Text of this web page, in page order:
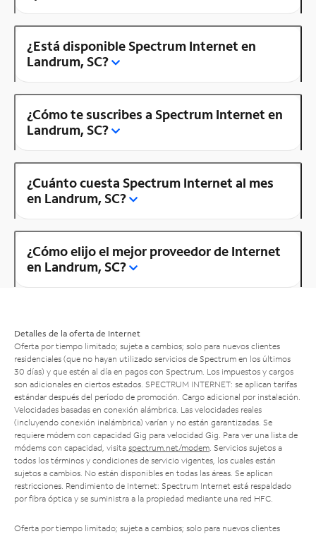
¿Está disponible Spectrum Internet en
Landrum, SC?
¿Cómo te suscribes a Spectrum Internet en
Landrum, SC?
¿Cuánto cuesta Spectrum Internet al mes
en Landrum, SC?
¿Cómo elijo el mejor proveedor de Internet
en Landrum, SC?
Detalles de la oferta de Internet
Oferta por tiempo limitado; sujeta a cambios; solo para nuevos clientes
residenciales (que no hayan utilizado servicios de Spectrum en los últimos
30 días) y que estén al día en pagos con Spectrum. Los impuestos y cargos
son adicionales en ciertos estados. SPECTRUM INTERNET: se aplican tarifas
estándar después del período de promoción. Cargo adicional por instalación.
Velocidades basadas en conexión alámbrica. Las velocidades reales
(incluyendo conexión inalámbrica) varían y no están garantizadas. Se
requiere módem con capacidad Gig para velocidad Gig. Para ver una lista de
módems con capacidad, visita spectrum.net/modem . Servicios sujetos a
todos los términos y condiciones de servicio vigentes, los cuales están
sujetos a cambios. No están disponibles en todas las áreas. Se aplican
restricciones. Rendimiento de Internet: Spectrum Internet está respaldado
por fibra óptica y se suministra a la propiedad mediante una red HFC.
Oferta por tiempo limitado; sujeta a cambios; solo para nuevos clientes